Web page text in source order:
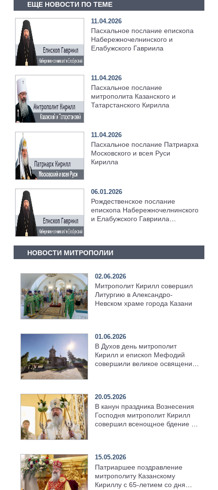
ЕЩЕ НОВОСТИ ПО ТЕМЕ
11.04.2026
Пасхальное послание епископа
Набережночелнинского и
Елабужского Гавриила
11.04.2026
Пасхальное послание
митрополита Казанского и
Татарстанского Кирилла
11.04.2026
Пасхальное послание Патриарха
Московского и всея Руси
Кирилла
06.01.2026
Рождественское послание
епископа Набережночелнинского
и Елабужского Гавриила
НОВОСТИ МИТРОПОЛИИ
02.06.2026
Митрополит Кирилл совершил
Литургию в Александро-
Невском храме города Казани
01.06.2026
В Духов день митрополит
Кирилл и епископ Мефодий
совершили великое освящение
20.05.2026
В канун праздника Вознесения
Господня митрополит Кирилл
совершил всенощное бдение в
15.05.2026
Патриаршее поздравление
митрополиту Казанскому
Кириллу с 65-летием со дня